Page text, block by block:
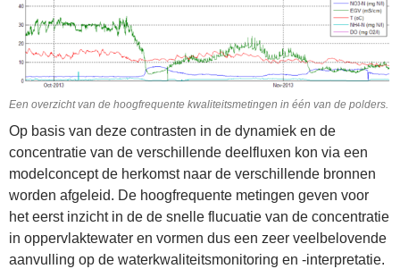
Een overzicht van de hoogfrequente kwaliteitsmetingen in één van de polders.
Op basis van deze contrasten in de dynamiek en de
concentratie van de verschillende deelfluxen kon via een
modelconcept de herkomst naar de verschillende bronnen
worden afgeleid. De hoogfrequente metingen geven voor
het eerst inzicht in de de snelle flucuatie van de concentratie
in oppervlaktewater en vormen dus een zeer veelbelovende
aanvulling op de waterkwaliteitsmonitoring en -interpretatie.